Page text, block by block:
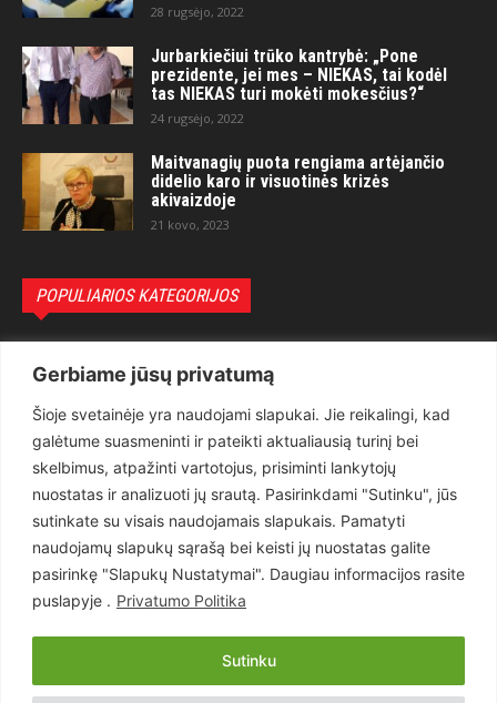
Gerbiame jūsų privatumą
Šioje svetainėje yra naudojami slapukai. Jie reikalingi, kad
galėtume suasmeninti ir pateikti aktualiausią turinį bei
skelbimus, atpažinti vartotojus, prisiminti lankytojų
nuostatas ir analizuoti jų srautą. Pasirinkdami "Sutinku", jūs
sutinkate su visais naudojamais slapukais. Pamatyti
naudojamų slapukų sąrašą bei keisti jų nuostatas galite
pasirinkę "Slapukų Nustatymai". Daugiau informacijos rasite
puslapyje . Privatumo Politika
Sutinku
28 rugsėjo, 2022
Jurbarkiečiui trūko kantrybė: „Pone
prezidente, jei mes – NIEKAS, tai kodėl
tas NIEKAS turi mokėti mokesčius?“
24 rugsėjo, 2022
Maitvanagių puota rengiama artėjančio
didelio karo ir visuotinės krizės
akivaizdoje
21 kovo, 2023
POPULIARIOS KATEGORIJOS
Teisėsauga
1497
Aktualu
Lietuva
619
Pasaulis
Статьи на русском
Articles in english